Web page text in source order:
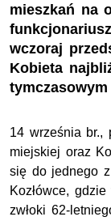
mieszkań na
wczoraj
Kobieta
14 września br.,
miejskiej oraz
się do jednego
Kozłówce,
zwłoki 62-